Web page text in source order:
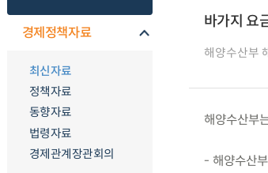
경제정책자료
최신자료
정책자료
동향자료
법령자료
경제관계장관회의
바가지 요
해양수산부
해양수산부
- 해양수산